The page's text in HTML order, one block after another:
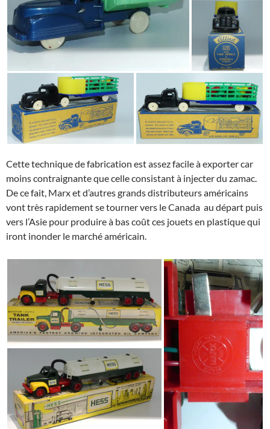
Cette technique de fabrication est assez facile à exporter car
moins contraignante que celle consistant à injecter du zamac.
De ce fait, Marx et d’autres grands distributeurs américains
vont très rapidement se tourner vers le Canada au départ puis
vers l’Asie pour produire à bas coût ces jouets en plastique qui
iront inonder le marché américain.